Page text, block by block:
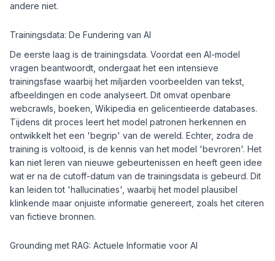
andere niet.
Trainingsdata: De Fundering van AI
De eerste laag is de trainingsdata. Voordat een AI-model
vragen beantwoordt, ondergaat het een intensieve
trainingsfase waarbij het miljarden voorbeelden van tekst,
afbeeldingen en code analyseert. Dit omvat openbare
webcrawls, boeken, Wikipedia en gelicentieerde databases.
Tijdens dit proces leert het model patronen herkennen en
ontwikkelt het een 'begrip' van de wereld. Echter, zodra de
training is voltooid, is de kennis van het model 'bevroren'. Het
kan niet leren van nieuwe gebeurtenissen en heeft geen idee
wat er na de cutoff-datum van de trainingsdata is gebeurd. Dit
kan leiden tot 'hallucinaties', waarbij het model plausibel
klinkende maar onjuiste informatie genereert, zoals het citeren
van fictieve bronnen.
Grounding met RAG: Actuele Informatie voor AI